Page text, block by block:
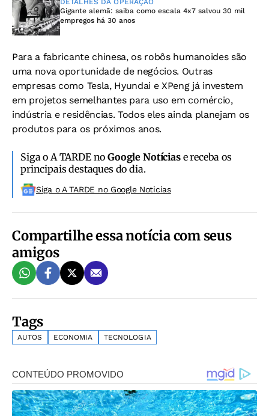
DETALHES DA OPERAÇÃO
Gigante alemã: saiba como escala 4x7 salvou 30 mil
empregos há 30 anos
Para a fabricante chinesa, os robôs humanoides são
uma nova oportunidade de negócios. Outras
empresas como Tesla, Hyundai e XPeng já investem
em projetos semelhantes para uso em comércio,
indústria e residências. Todos eles ainda planejam os
produtos para os próximos anos.
Siga o A TARDE noGoogle Notíciase receba os
principais destaques do dia.
Siga o A TARDE no Google Noticias
Compartilhe essa notícia com seus
amigos
Tags
AUTOS ECONOMIA TECNOLOGIA